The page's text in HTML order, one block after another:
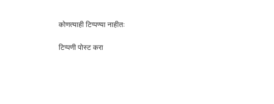
कोणत्याही टिप्पण्‍या नाहीत:
टिप्पणी पोस्ट करा